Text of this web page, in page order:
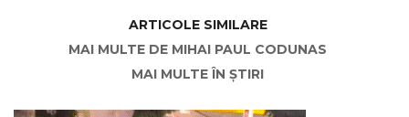
ARTICOLE SIMILARE
MAI MULTE DE MIHAI PAUL CODUNAS
MAI MULTE ÎN ȘTIRI